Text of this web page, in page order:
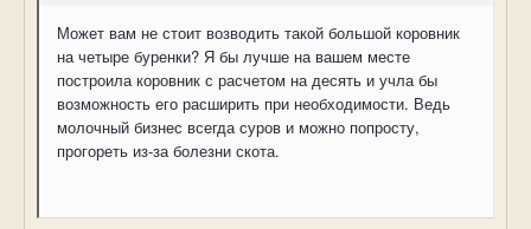
Может вам не стоит возводить такой большой коровник
на четыре буренки? Я бы лучше на вашем месте
построила коровник с расчетом на десять и учла бы
возможность его расширить при необходимости. Ведь
молочный бизнес всегда суров и можно попросту,
прогореть из-за болезни скота.